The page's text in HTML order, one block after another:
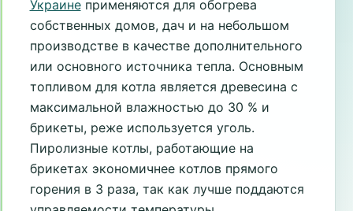
Украинеприменяются для обогрева
собственных домов, дач и на небольшом
производстве в качестве дополнительного
или основного источника тепла. Основным
топливом для котла является древесина с
максимальной влажностью до 30 % и
брикеты, реже используется уголь.
Пиролизные котлы, работающие на
брикетах экономичнее котлов прямого
горения в 3 раза, так как лучше поддаются